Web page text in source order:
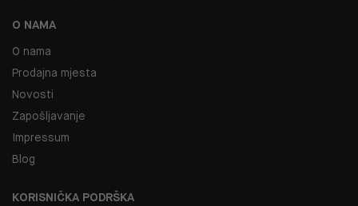
O NAMA
O nama
Prodajna mjesta
Novosti
Zapošljavanje
Impressum
Blog
KORISNIČKA PODRŠKA